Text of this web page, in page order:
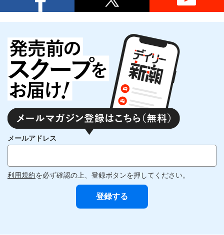
メールアドレス
利用規約を必ず確認の上、登録ボタンを押してください。